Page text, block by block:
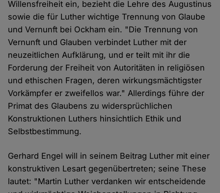
Willensfreiheit ein, bezieht die Lehre des Augustinus
sowie die für Luther wichtige Trennung von Glaube
und Vernunft bei Ockham ein. "Die Trennung von
Vernunft und Glauben verbindet Luther mit der
neuzeitlichen Aufklärung, und er teilt mit ihr die
Forderung der Freiheit von Autoritäten in religiösen
und ethischen Fragen, deren wirkungsmächtigster
Vorkämpfer er zweifellos war." Allerdings führe der
Primat des Glaubens zu widersprüchlichen
Konstruktionen Luthers hinsichtlich Ethik und
Selbstbestimmung.
Gerhard Engel will in seinem Beitrag Luther mit einer
konstruktiven Lesart gegenübertreten; seine These
lautet: "Martin Luther verdanken wir entscheidende